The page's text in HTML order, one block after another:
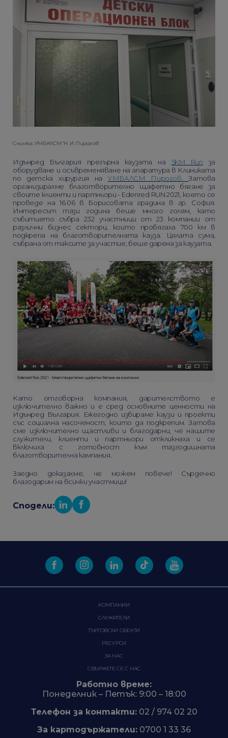
Снимка: УМБАЛСМ "Н. И. Пирогов"
Идънред България прегърна каузата на 5KM Run за
оборудване и осъвременяване на апаратура в Клиниката
по детска хирургия наУМБАЛСМ Пирогов .Затова
организирахме благотворително щафетно бягане за
своите клиенти и партньори - Edenred RUN 2021, което се
проведе на 16.06 в Борисовата градина в гр. София.
Интересът тази година беше много голям, като
събитието събра 232 участници от 23 компании от
различни бизнес сектори, които пробягаха 700 км в
подкрепа на благотворителната кауза. Цялата сума,
събрана от таксите за участие, беше дарена за каузата.
Като отговорна компания, дарителството е
изключително важно и е сред основните ценности на
Идънред България. Ежегодно избираме каузи и проекти
със социална насоченост, които да подкрепим. Затова
сме изключително щастливи и благодарни, че нашите
служители, клиенти и партньори откликнаха и се
включиха с готовност към тазгодишната
благотворителна кампания.
Заедно доказахме, че можем повече! Сърдечно
благодарим на всички участници!
Сподели:
КОМПАНИИ
СЛУЖИТЕЛИ
ТЪРГОВСКИ ОБЕКТИ
РЕСУРСИ
ЗА НАС
СВЪРЖЕТЕ СЕ С НАС
Работно време:
Понеделник – Петък: 9:00 – 18:00
Телефон за контакти:02 / 974 02 20
За картодържатели: 0700 1 33 36